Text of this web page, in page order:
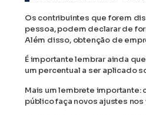
Os contribuintes que forem
pessoa, podem declarar de
Além disso, obtenção de
É importante lembrar ainda
um percentual a ser aplicado
Mais um lembrete importante:
público faça novos ajustes